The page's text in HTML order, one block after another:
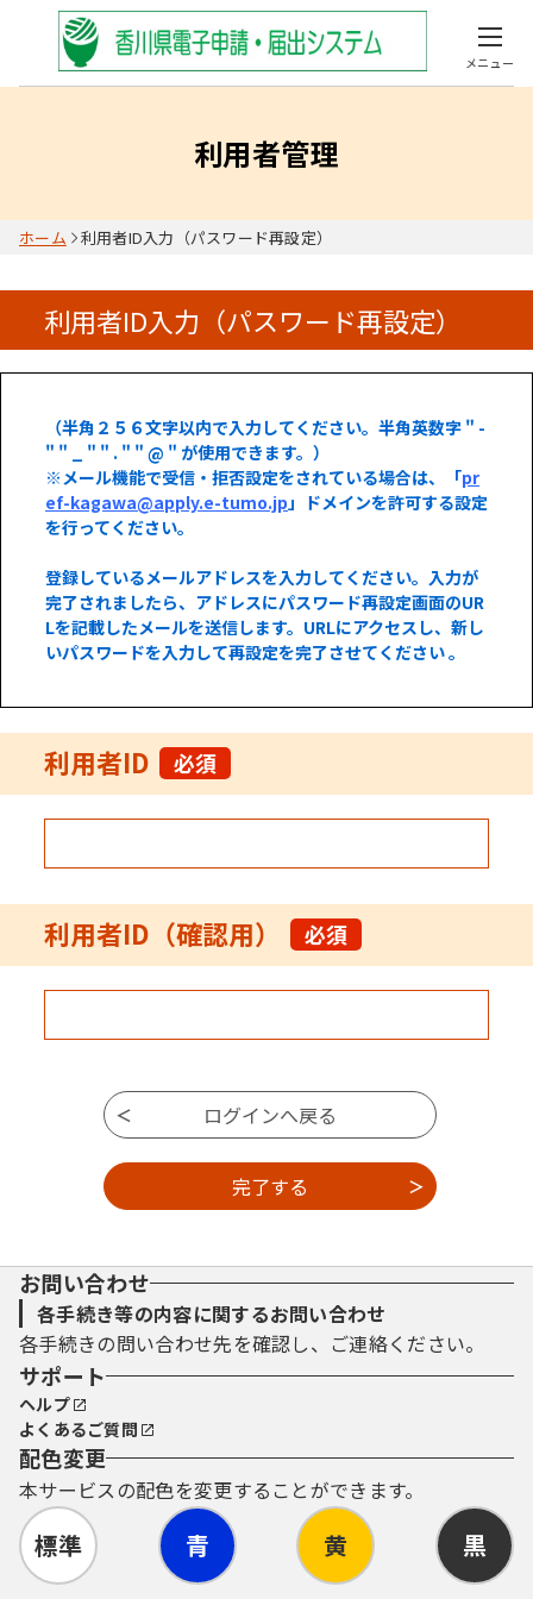
メニュー
利用者管理
ホーム 利用者ID入力（パスワード再設定）
利用者ID入力（パスワード再設定）
（半角２５６文字以内で入力してください。半角英数字 " -
" " _ " " . " " @ " が使用できます。）
※メール機能で受信・拒否設定をされている場合は、「pr
ef-kagawa@apply.e-tumo.jp」ドメインを許可する設定
を行ってください。
登録しているメールアドレスを入力してください。入力が
完了されましたら、アドレスにパスワード再設定画面のUR
Lを記載したメールを送信します。URLにアクセスし、新し
いパスワードを入力して再設定を完了させてください 。
利用者ID 必須
利用者ID（確認用） 必須
お問い合わせ
各手続き等の内容に関するお問い合わせ
各手続きの問い合わせ先を確認し、ご連絡ください。
サポート
ヘルプ
よくあるご質問
配色変更
本サービスの配色を変更することができます。
標準 青 黄 黒